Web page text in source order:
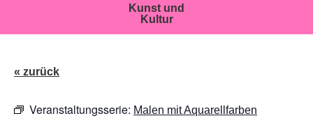
Kunst und
Kultur
« zurück
Veranstaltungsserie: Malen mit Aquarellfarben